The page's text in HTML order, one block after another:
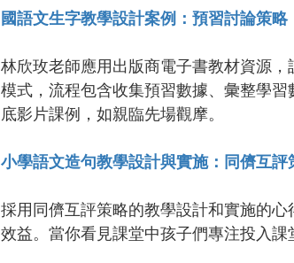
國語文生字教學設計案例：預習討論策略
林欣玫老師應用出版商電子書教材資源
模式，流程包含收集預習數據、彙整學
底影片課例，如親臨先場觀摩。
小學語文造句教學設計與實施：同儕互評
採用同儕互評策略的教學設計和實施的
效益。當你看見課堂中孩子們專注投入